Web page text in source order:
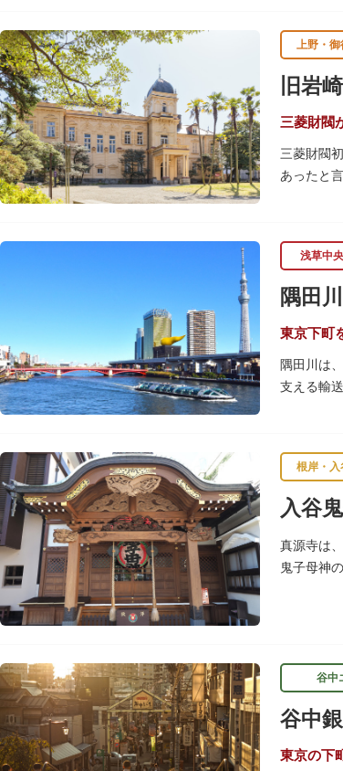
上野・御
旧岩
三菱財閥
三菱財閥
あったと
鹿鳴館の
飾が施さ
【撞球室】
当時の日
【和館大
一度にさ
れ、「芝
浅草中
隅田川
東京下町
隅田川は
支える輸
す。
川沿いに
を楽しん
隅田川に
ょうか。
根岸・入
入谷
真源寺は
鬼子母神
谷中
谷中
東京の下